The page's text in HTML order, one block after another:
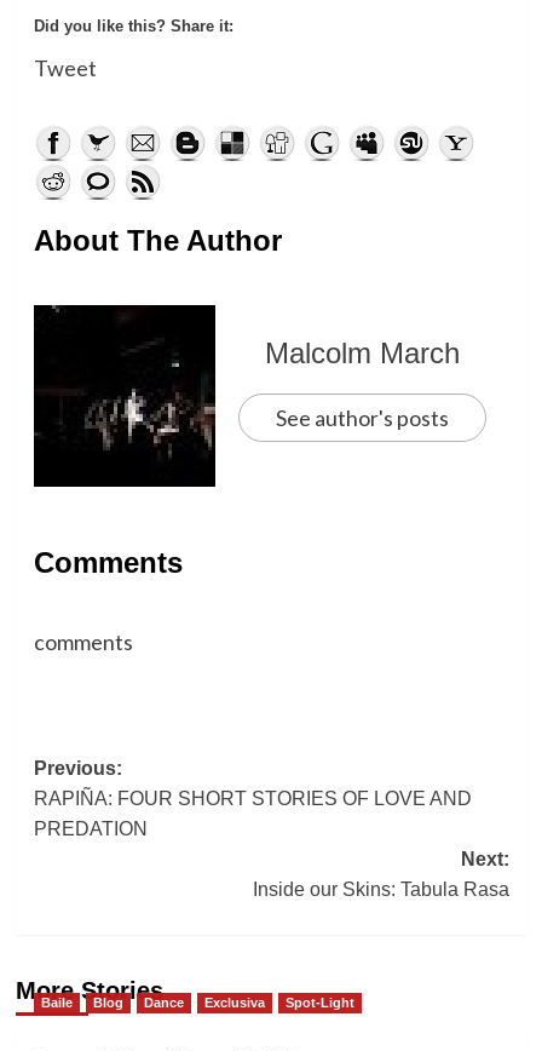
Did you like this? Share it:
Tweet
About The Author
Malcolm March
See author's posts
Comments
comments
Post
navigation
Previous:
RAPIÑA: FOUR SHORT STORIES OF LOVE AND
PREDATION
Next:
Inside our Skins: Tabula Rasa
More Stories
Baile Blog Dance Exclusiva Spot-Light